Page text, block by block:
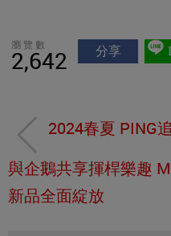
瀏覽數
2,642 分享
2024春夏 PING
與企鵝共享揮桿樂趣
新品全面綻放